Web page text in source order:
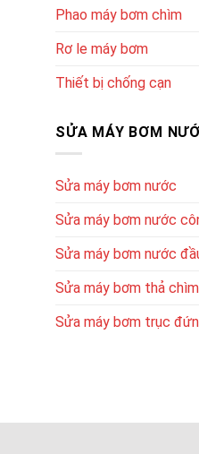
Phao máy bơm chìm
Rơ le máy bơm
Thiết bị chống cạn
SỬA MÁY BƠM
Sửa máy bơm nước
Sửa máy bơm nước
Sửa máy bơm nước
Sửa máy bơm thả chìm
Sửa máy bơm trục